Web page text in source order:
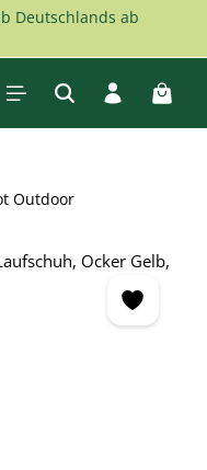
Deutschlands ab
Outdoor